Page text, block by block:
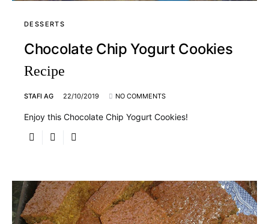
DESSERTS
Chocolate Chip Yogurt Cookies
Recipe
STAFI AG 22/10/2019 NO COMMENTS
Enjoy this Chocolate Chip Yogurt Cookies!